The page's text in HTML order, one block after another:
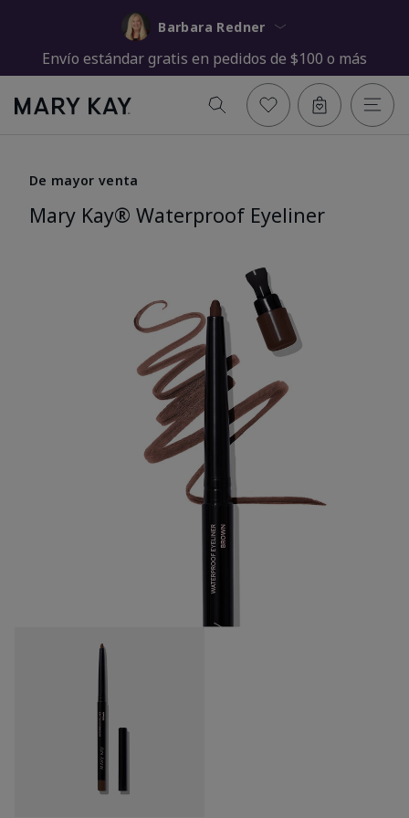
Barbara Redner
Envío estándar gratis en pedidos de $100 o más
De mayor venta
Mary Kay® Waterproof Eyeliner